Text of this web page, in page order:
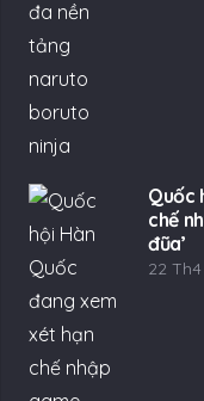
Quốc
chế
đũa’
22